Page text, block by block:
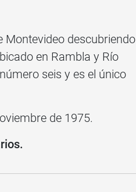
Montevideo descubriendo
en Rambla y Río
seis y es el único
de 1975.